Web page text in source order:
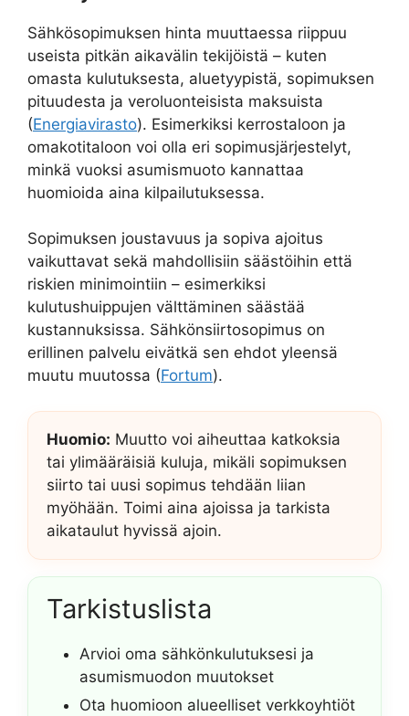
Sähkösopimuksen hinta muuttaessa riippuu
useista pitkän aikavälin tekijöistä – kuten
omasta kulutuksesta, aluetyypistä, sopimuksen
pituudesta ja veroluonteisista maksuista
(Energiavirasto). Esimerkiksi kerrostaloon ja
omakotitaloon voi olla eri sopimusjärjestelyt,
minkä vuoksi asumismuoto kannattaa
huomioida aina kilpailutuksessa.
Sopimuksen joustavuus ja sopiva ajoitus
vaikuttavat sekä mahdollisiin säästöihin että
riskien minimointiin – esimerkiksi
kulutushuippujen välttäminen säästää
kustannuksissa. Sähkönsiirtosopimus on
erillinen palvelu eivätkä sen ehdot yleensä
muutu muutossa (Fortum).
Huomio: Muutto voi aiheuttaa katkoksia
tai ylimääräisiä kuluja, mikäli sopimuksen
siirto tai uusi sopimus tehdään liian
myöhään. Toimi aina ajoissa ja tarkista
aikataulut hyvissä ajoin.
Tarkistuslista
Arvioi oma sähkönkulutuksesi ja
asumismuodon muutokset
Ota huomioon alueelliset verkkoyhtiöt